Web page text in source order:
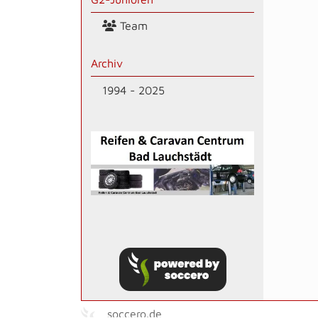
Team
Archiv
1994 - 2025
soccero.de